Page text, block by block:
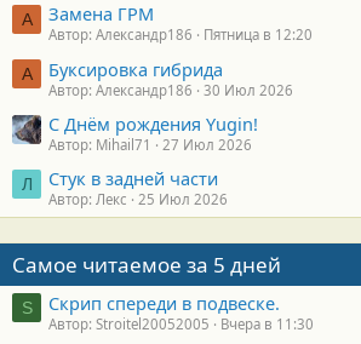
А Замена ГРМ
Автор: Александр186 Пятница в 12:20
А Буксировка гибрида
Автор: Александр186 30 Июл 2026
С Днём рождения Yugin!
Автор: Mihail71 27 Июл 2026
Л Стук в задней части
Автор: Лекс 25 Июл 2026
Самое читаемое за 5 дней
S Скрип спереди в подвеске.
Автор: Stroitel20052005 Вчера в 11:30